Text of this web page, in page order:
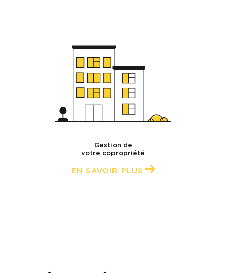
Gestion de
votre copropriété
EN SAVOIR PLUS